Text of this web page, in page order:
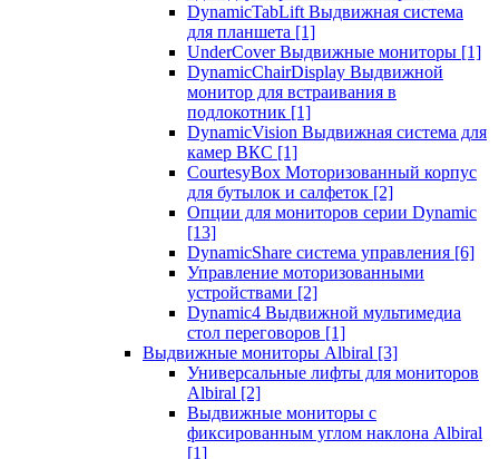
DynamicTabLift Выдвижная система
для планшета [1]
UnderCover Выдвижные мониторы [1]
DynamicChairDisplay Выдвижной
монитор для встраивания в
подлокотник [1]
DynamicVision Выдвижная система для
камер ВКС [1]
CourtesyBox Моторизованный корпус
для бутылок и салфеток [2]
Опции для мониторов серии Dynamic
[13]
DynamicShare система управления [6]
Управление моторизованными
устройствами [2]
Dynamic4 Выдвижной мультимедиа
стол переговоров [1]
Выдвижные мониторы Albiral [3]
Универсальные лифты для мониторов
Albiral [2]
Выдвижные мониторы с
фиксированным углом наклона Albiral
[1]